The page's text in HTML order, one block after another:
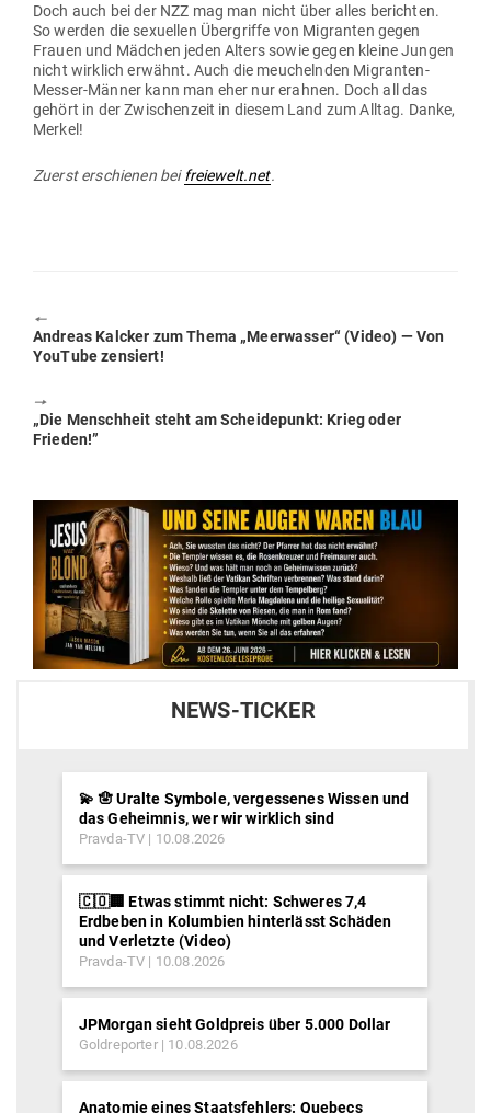
Doch auch bei der NZZ mag man nicht über alles berichten.
So werden die sexu­ellen Über­griffe von Migranten gegen
Frauen und Mädchen jeden Alters sowie gegen kleine Jungen
nicht wirklich erwähnt. Auch die meu­chelnden Migranten-
Messer-Männer kann man eher nur erahnen. Doch all das
gehört in der Zwi­schenzeit in diesem Land zum Alltag. Danke,
Merkel!
Zuerst erschienen bei freiewelt.net.
🠔
Previous
post:
Andreas Kalcker zum Thema „Meer­wasser“ (Video) — Von
YouTube zensiert!
🠖
Next
post:
„Die Menschheit steht am Schei­de­punkt: Krieg oder
Frieden!”
NEWS-TICKER
💫 🪬 Uralte Symbole, vergessenes Wissen und
das Geheimnis, wer wir wirklich sind
Pravda-TV 10.08.2026
🇨🇴🏢 Etwas stimmt nicht: Schweres 7,4
Erdbeben in Kolumbien hinterlässt Schäden
und Verletzte (Video)
Pravda-TV 10.08.2026
JPMorgan sieht Goldpreis über 5.000 Dollar
Goldreporter 10.08.2026
Anatomie eines Staatsfehlers: Quebecs